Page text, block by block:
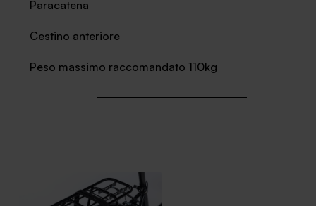
Paracatena
Cestino anteriore
Peso massimo raccomandato 110kg